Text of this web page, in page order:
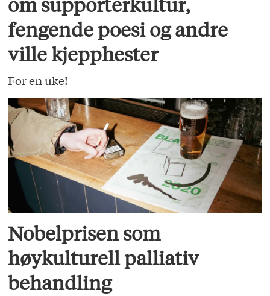
om supporterkultur,
fengende poesi og andre
ville kjepphester
For en uke!
Nobelprisen som
høykulturell palliativ
behandling